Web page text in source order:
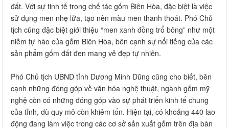
đất. Với sự tinh tế trong chế tác gốm Biên Hòa, đặc biệt là việc
sử dụng men nhẹ lửa, tạo nên màu men thanh thoát. Phó Chủ
tịch cũng đặc biệt giới thiệu “men xanh đồng trổ bông” như một
niềm tự hào của gốm Biên Hòa, bên cạnh sự nổi tiếng của các
sản phẩm gốm đất đen mang vẻ đẹp tự nhiên.
Phó Chủ tịch UBND tỉnh Dương Minh Dũng cũng cho biết, bên
cạnh những đóng góp về văn hóa nghệ thuật, ngành gốm mỹ
nghệ còn có những đóng góp vào sự phát triển kinh tế chung
của tỉnh, dù quy mô còn khiêm tốn. Hiện tại, có khoảng 440 lao
động đang làm việc trong các cơ sở sản xuất gốm trên địa bàn